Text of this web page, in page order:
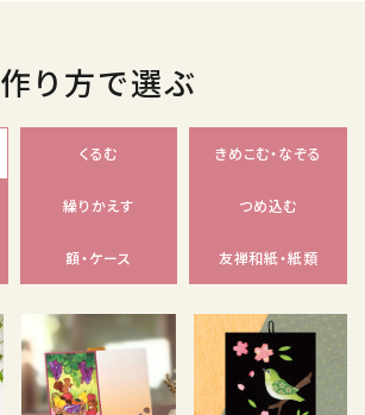
作り方で選ぶ
くるむ きめこむ・なぞる
繰りかえす つめ込む
額・ケース 友禅和紙・紙類